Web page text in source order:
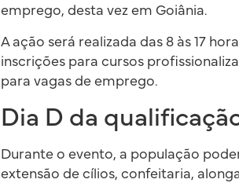
emprego, desta vez em Goiânia.
A ação será realizada das 8 às 17
inscrições para cursos
para vagas de emprego.
Dia D da
Durante o evento, a população
extensão de cílios, confeitaria,